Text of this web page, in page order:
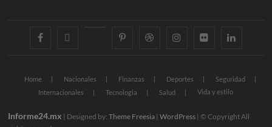
facebook googlepluspinterestdribbble instagramflickr linkedin
Home Nacionales Finanzas Deportes
Seguridad
Internacionales
Tecnologia Salud Vida y estilo
Informe24.mx | Designed by:Theme Freesia |WordPress | © Copyright All